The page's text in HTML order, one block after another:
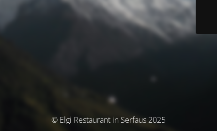
© Elgi Restaurant in Serfaus 2025